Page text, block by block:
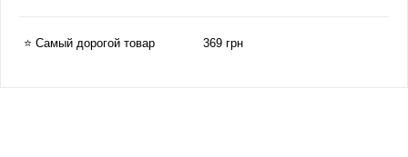
⭐ Самый дорогой товар 369 грн